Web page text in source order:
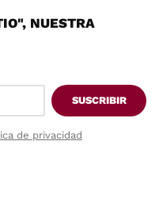
NUESTRA
SUSCRIBIR
de privacidad